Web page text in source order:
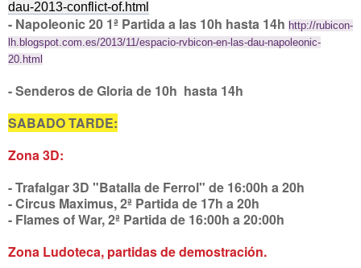
dau-2013-conflict-of.html
- Napoleonic 20 1ª Partida a las 10h hasta 14h http://rubicon-
lh.blogspot.com.es/2013/11/espacio-rvbicon-en-las-dau-napoleonic-
20.html
- Senderos de Gloria de 10h hasta 14h
SABADO TARDE:
Zona 3D:
-Trafalgar 3D "Batalla de Ferrol" de 16:00h a 20h
- Circus Maximus, 2ª Partida de 17h a 20h
- Flames of War, 2ª Partida de 16:00h a 20:00h
Zona Ludoteca, partidas de demostración.